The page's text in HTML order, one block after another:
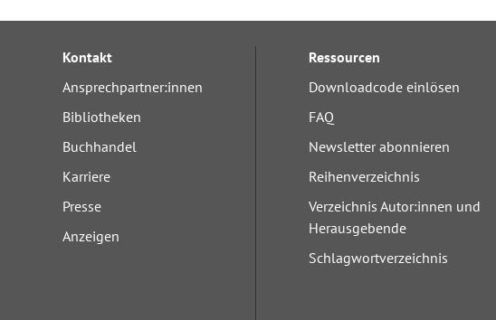
Kontakt
Ansprechpartner:innen
Bibliotheken
Buchhandel
Karriere
Presse
Anzeigen
Ressourcen
Downloadcode einlösen
FAQ
Newsletter abonnieren
Reihenverzeichnis
Verzeichnis Autor:innen und
Herausgebende
Schlagwortverzeichnis